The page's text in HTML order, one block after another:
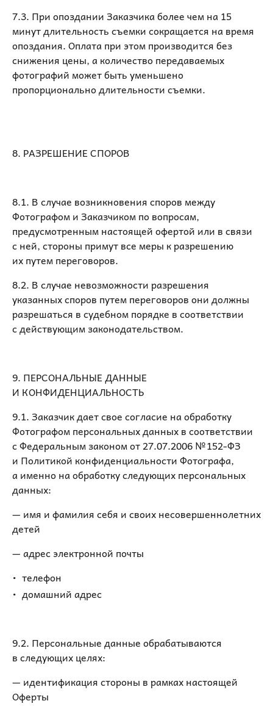
7.3. При опоздании Заказчика более чем на 15
минут длительность съемки сокращается на время
опоздания. Оплата при этом производится без
снижения цены, а количество передаваемых
фотографий может быть уменьшено
пропорционально длительности съемки.
8. РАЗРЕШЕНИЕ СПОРОВ
8.1. В случае возникновения споров между
Фотографом и Заказчиком по вопросам,
предусмотренным настоящей офертой или в связи
с ней, стороны примут все меры к разрешению
их путем переговоров.
8.2. В случае невозможности разрешения
указанных споров путем переговоров они должны
разрешаться в судебном порядке в соответствии
с действующим законодательством.
9. ПЕРСОНАЛЬНЫЕ ДАННЫЕ
И КОНФИДЕНЦИАЛЬНОСТЬ
9.1. Заказчик дает свое согласие на обработку
Фотографом персональных данных в соответствии
с Федеральным законом от 27.07.2006 № 152-ФЗ
и Политикой конфиденциальности Фотографа,
а именно на обработку следующих персональных
данных:
— имя и фамилия себя и своих несовершеннолетних
детей
— адрес электронной почты
телефон
домашний адрес
9.2. Персональные данные обрабатываются
в следующих целях:
— идентификация стороны в рамках настоящей
Оферты